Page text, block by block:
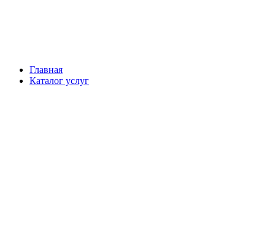
Главная
Каталог услуг